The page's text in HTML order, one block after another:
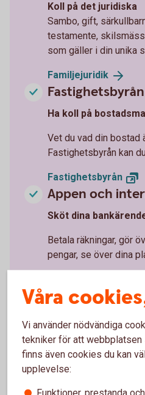
Koll på det juridiska
Sambo, gift,
testamente,
som gäller i din unika
Familjejuridik
Fastighetsbyrån
Ha koll på
Vet du vad din bostad
Fastighetsbyrån kan
Fastighetsbyrån
Appen och
Sköt dina
Betala räkningar, gör
pengar, se över dina
Erbjudanden
Våra
Vi använder nödvändiga
tekniker för att webbplatsen
finns även cookies du kan
upplevelse:
Funktioner, prestanda